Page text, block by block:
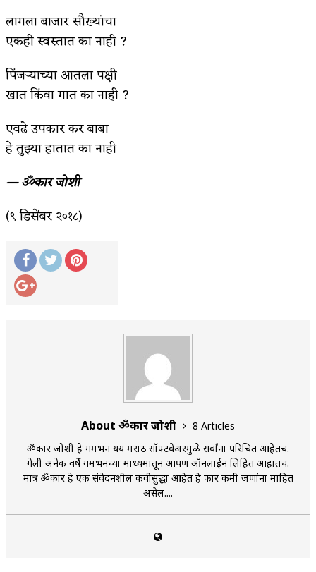
डेंग्यू: ताप उतरला म्हणजे धोका टळला असे नाही!
सुवर्ण – झळाळी
अष्टपैलू : खंडू रांगणेकर
लागला बाजार सौख्यांचा
एकही स्वस्तात का नाही ?
पिंजर्‍याच्या आतला पक्षी
खात किंवा गात का नाही ?
एवढे उपकार कर बाबा
हे तुझ्या हातात का नाही
— ॐकार जोशी
(९ डिसेंबर २०१८)
About ॐकार जोशी
8 Articles
ॐकार जोशी हे गमभन यय मराठी सॉफ्टवेअरमुळे सर्वांना परिचित आहेतच.
गेली अनेक वर्षे गमभनच्या माध्यमातून आपण ऑनलाईन लिहित आहातच.
मात्र ॐकार हे एक संवेदनशील कवीसुद्धा आहेत हे फार कमी जणांना माहित
असेल....